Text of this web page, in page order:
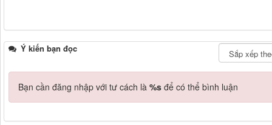
Ý kiến bạn đọc
Bạn cần đăng nhập với tư cách là %s để có thể bình luận